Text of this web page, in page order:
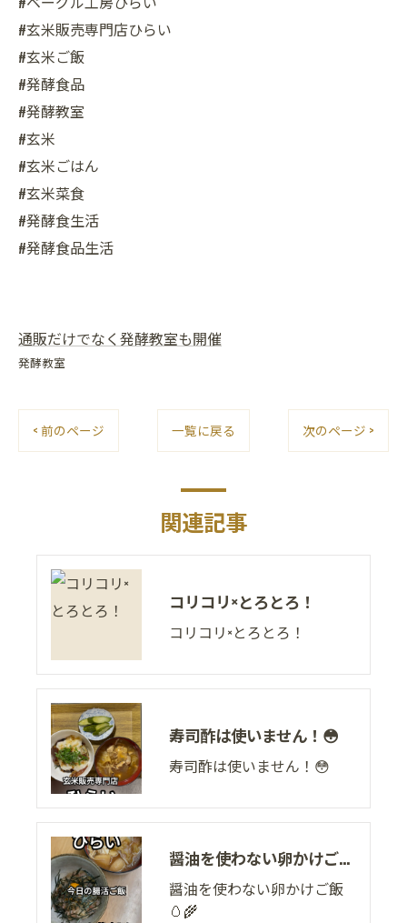
#玄米販売専門店ひらい
#玄米ご飯
#発酵食品
#発酵教室
#玄米
#玄米ごはん
#玄米菜食
#発酵食生活
#発酵食品生活
通販だけでなく発酵教室も開催
発酵教室
< 前のページ 一覧に戻る 次のページ >
関連記事
コリコリ×とろとろ！
コリコリ×とろとろ！
寿司酢は使いません！😳
寿司酢は使いません！😳
醤油を使わない卵かけご飯🥚🌾
醤油を使わない卵かけご飯
🥚🌾